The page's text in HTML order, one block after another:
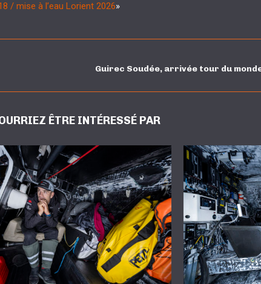
/ mise à l’eau Lorient 2026»
Guirec Soudée, arrivée tour du
ÊTRE INTÉRESSÉ PAR